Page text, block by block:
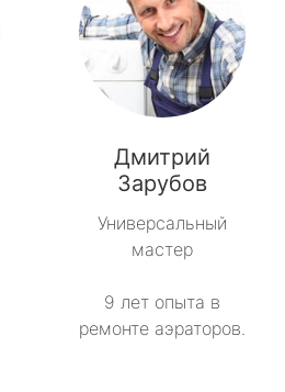
Дмитрий
Зарубов
Универсальный
мастер
9 лет опыта в
ремонте аэраторов.